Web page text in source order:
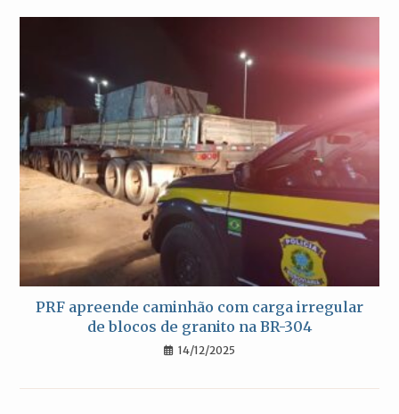
PRF apreende caminhão com carga irregular
de blocos de granito na BR-304
14/12/2025